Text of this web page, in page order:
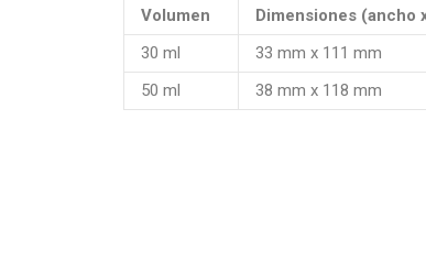
Volumen
Dimensiones (ancho
30 ml
33 mm x 111 mm
50 ml
38 mm x 118 mm